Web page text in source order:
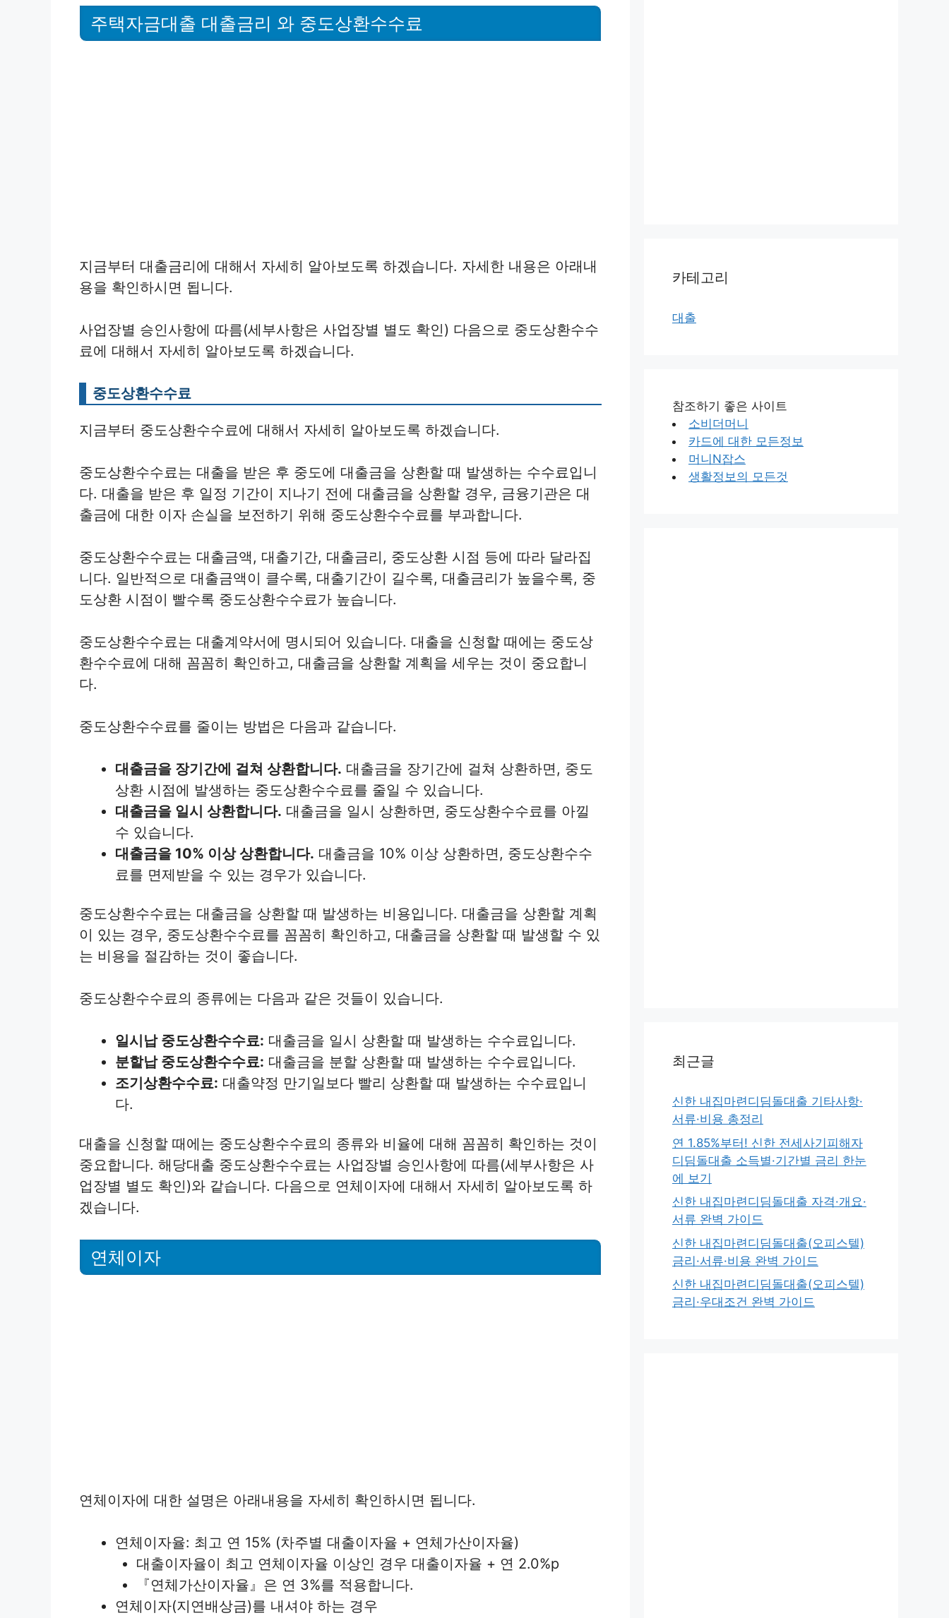
주택자금대출 대출금리 와 중도상환수수료
지금부터 대출금리에 대해서 자세히 알아보도록 하겠습니다. 자세한 내용은 아래내
용을 확인하시면 됩니다.
사업장별 승인사항에 따름(세부사항은 사업장별 별도 확인) 다음으로 중도상환수수
료에 대해서 자세히 알아보도록 하겠습니다.
중도상환수수료
지금부터 중도상환수수료에 대해서 자세히 알아보도록 하겠습니다.
중도상환수수료는 대출을 받은 후 중도에 대출금을 상환할 때 발생하는 수수료입니
다. 대출을 받은 후 일정 기간이 지나기 전에 대출금을 상환할 경우, 금융기관은 대
출금에 대한 이자 손실을 보전하기 위해 중도상환수수료를 부과합니다.
중도상환수수료는 대출금액, 대출기간, 대출금리, 중도상환 시점 등에 따라 달라집
니다. 일반적으로 대출금액이 클수록, 대출기간이 길수록, 대출금리가 높을수록, 중
도상환 시점이 빨수록 중도상환수수료가 높습니다.
중도상환수수료는 대출계약서에 명시되어 있습니다. 대출을 신청할 때에는 중도상
환수수료에 대해 꼼꼼히 확인하고, 대출금을 상환할 계획을 세우는 것이 중요합니
다.
중도상환수수료를 줄이는 방법은 다음과 같습니다.
대출금을 장기간에 걸쳐 상환합니다. 대출금을 장기간에 걸쳐 상환하면, 중도
상환 시점에 발생하는 중도상환수수료를 줄일 수 있습니다.
대출금을 일시 상환합니다. 대출금을 일시 상환하면, 중도상환수수료를 아낄
수 있습니다.
대출금을 10% 이상 상환합니다. 대출금을 10% 이상 상환하면, 중도상환수수
료를 면제받을 수 있는 경우가 있습니다.
중도상환수수료는 대출금을 상환할 때 발생하는 비용입니다. 대출금을 상환할 계획
이 있는 경우, 중도상환수수료를 꼼꼼히 확인하고, 대출금을 상환할 때 발생할 수 있
는 비용을 절감하는 것이 좋습니다.
중도상환수수료의 종류에는 다음과 같은 것들이 있습니다.
일시납 중도상환수수료: 대출금을 일시 상환할 때 발생하는 수수료입니다.
분할납 중도상환수수료: 대출금을 분할 상환할 때 발생하는 수수료입니다.
조기상환수수료: 대출약정 만기일보다 빨리 상환할 때 발생하는 수수료입니
다.
대출을 신청할 때에는 중도상환수수료의 종류와 비율에 대해 꼼꼼히 확인하는 것이
중요합니다. 해당대출 중도상환수수료는 사업장별 승인사항에 따름(세부사항은 사
업장별 별도 확인)와 같습니다. 다음으로 연체이자에 대해서 자세히 알아보도록 하
겠습니다.
연체이자
연체이자에 대한 설명은 아래내용을 자세히 확인하시면 됩니다.
연체이자율: 최고 연 15% (차주별 대출이자율 + 연체가산이자율)
대출이자율이 최고 연체이자율 이상인 경우 대출이자율 + 연 2.0%p
『연체가산이자율』은 연 3%를 적용합니다.
연체이자(지연배상금)를 내셔야 하는 경우
카테고리
대출
참조하기 좋은 사이트
소비더머니
카드에 대한 모든정보
머니N잡스
생활정보의 모든것
최근글
신한 내집마련디딤돌대출 기타사항·
서류·비용 총정리
연 1.85%부터! 신한 전세사기피해자
디딤돌대출 소득별·기간별 금리 한눈
에 보기
신한 내집마련디딤돌대출 자격·개요·
서류 완벽 가이드
신한 내집마련디딤돌대출(오피스텔)
금리·서류·비용 완벽 가이드
신한 내집마련디딤돌대출(오피스텔)
금리·우대조건 완벽 가이드